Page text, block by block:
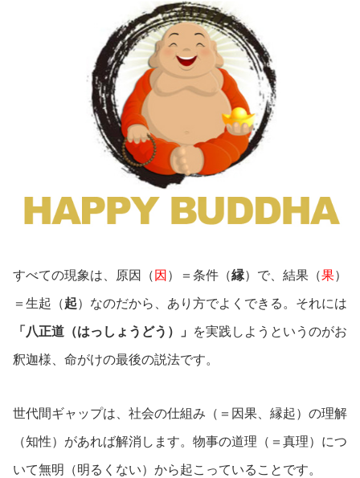
すべての現象は、原因（ 因 ）＝条件（縁）で、結果（果）
＝生起（起）なのだから、あり方でよくできる。それには
「八正道（はっしょうどう）」 を実践しようというのがお
釈迦様、命がけの最後の説法です。
世代間ギャップは、社会の仕組み（＝因果、縁起）の理解
（知性）があれば解消します。物事の道理（＝真理）につ
いて無明（明るくない）から起こっていることです。